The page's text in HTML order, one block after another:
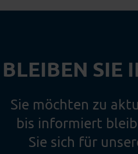
BLEIBEN SIE
Sie möchten zu
bis informiert
Sie sich für